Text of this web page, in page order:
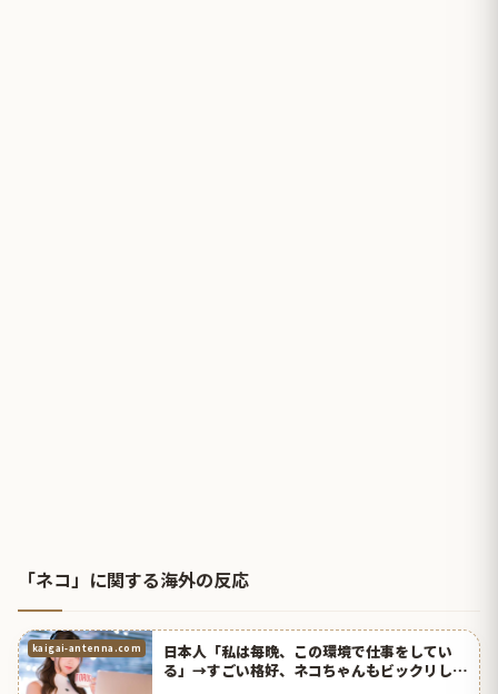
「ネコ」に関する海外の反応
kaigai-antenna.com
日本人「私は毎晩、この環境で仕事をしてい
る」→すごい格好、ネコちゃんもビックリして